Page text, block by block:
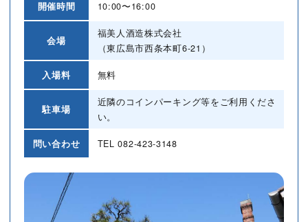
開催時間 10:00〜16:00
会場
福美人酒造株式会社
（東広島市西条本町6-21）
入場料 無料
駐車場
近隣のコインパーキング等をご利用くださ
い。
問い合わせ TEL082-423-3148